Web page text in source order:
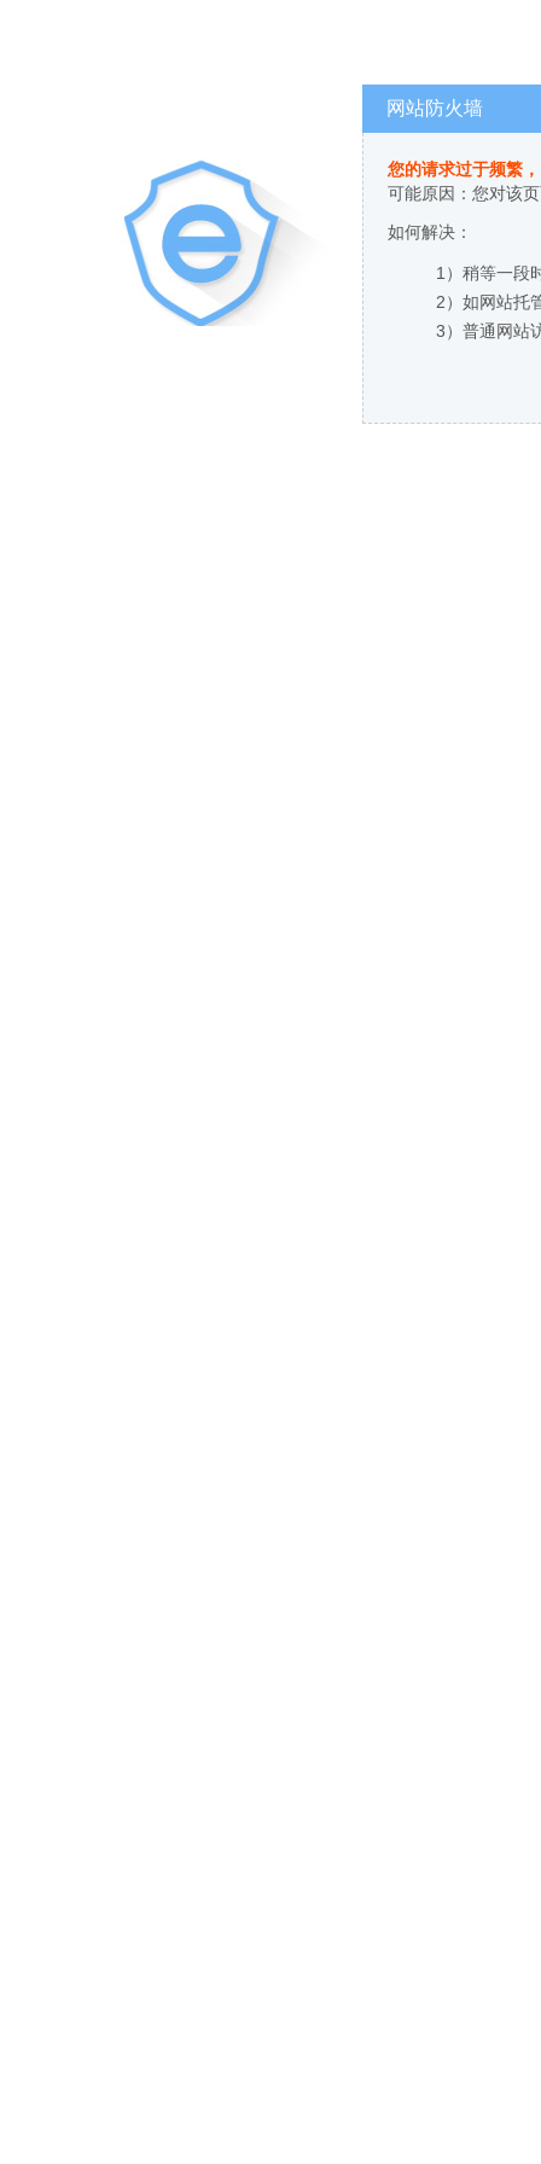
网站防火墙
您的请求过于频繁
可能原因：您对该
如何解决：
1）稍等一段
2）如网站托
3）普通网站